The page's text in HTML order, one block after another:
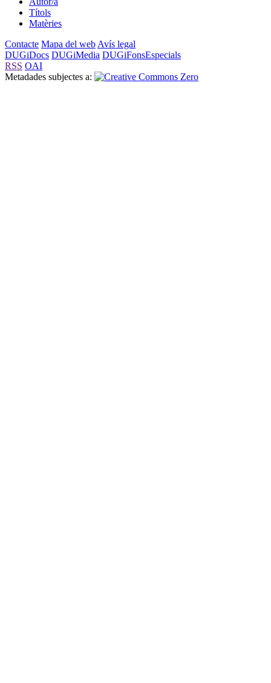
Títols
Matèries
Contacte Mapa del web Avís legal
DUGiDocs DUGiMedia DUGiFonsEspecials
RSS OAI
Metadades subjectes a: